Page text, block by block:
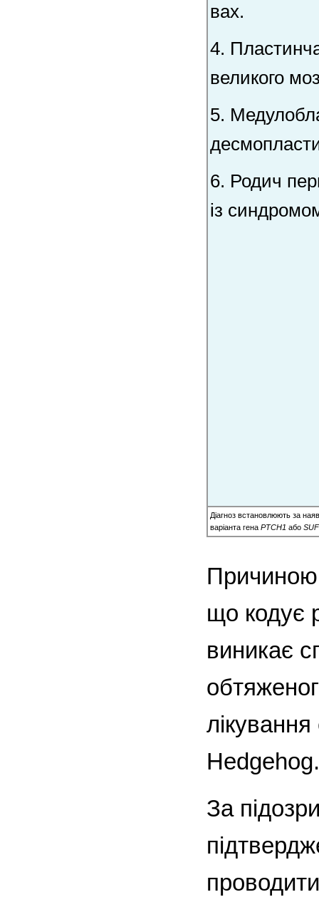
вах.
4.
великого
5.
6. Родич
із
Діагноз встановлюють за
варіанта гена PTCH1 або
Причиною
що кодує
виникає
лікування
Hedgehog.
За